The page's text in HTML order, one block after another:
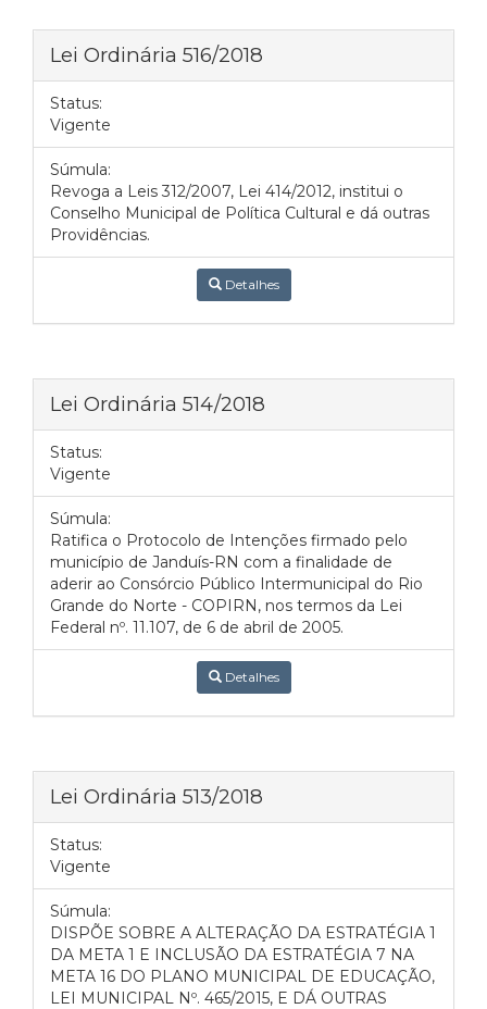
Lei Ordinária 516/2018
Status:
Vigente
Súmula:
Revoga a Leis 312/2007, Lei 414/2012, institui o
Conselho Municipal de Política Cultural e dá outras
Providências.
Detalhes
Lei Ordinária 514/2018
Status:
Vigente
Súmula:
Ratifica o Protocolo de Intenções firmado pelo
município de Janduís-RN com a finalidade de
aderir ao Consórcio Público Intermunicipal do Rio
Grande do Norte - COPIRN, nos termos da Lei
Federal nº. 11.107, de 6 de abril de 2005.
Detalhes
Lei Ordinária 513/2018
Status:
Vigente
Súmula:
DISPÕE SOBRE A ALTERAÇÃO DA ESTRATÉGIA 1
DA META 1 E INCLUSÃO DA ESTRATÉGIA 7 NA
META 16 DO PLANO MUNICIPAL DE EDUCAÇÃO,
LEI MUNICIPAL Nº. 465/2015, E DÁ OUTRAS